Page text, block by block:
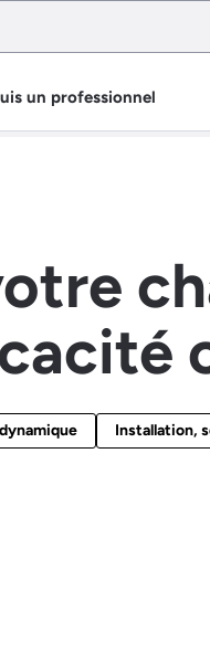
un professionnel
Installation,